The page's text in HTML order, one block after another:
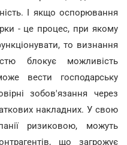
І якщо оспорювання
- це процес, при якому
то визнання
блокує можливість
вести господарську
зобов'язання через
накладних. У свою
ризиковою, можуть
що загрожує